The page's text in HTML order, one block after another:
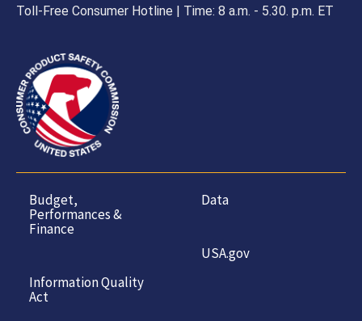
Toll-Free Consumer Hotline | Time: 8 a.m. - 5.30. p.m. ET
Budget,
Performances &
Finance
Information Quality
Act
Data
USA.gov